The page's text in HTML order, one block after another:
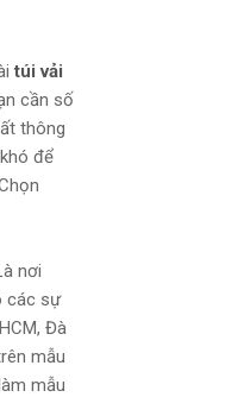
túi vải
cần số
thông
để
nơi
các sự
Đà
mẫu
mẫu